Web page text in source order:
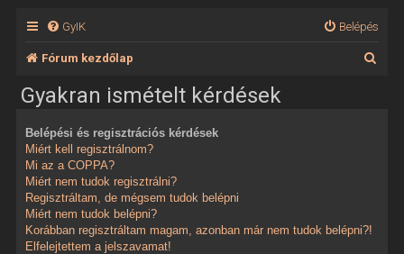
GyIK Belépés
Fórum kezdőlap
Gyakran ismételt kérdések
Belépési és regisztrációs kérdések
Miért kell regisztrálnom?
Mi az a COPPA?
Miért nem tudok regisztrálni?
Regisztráltam, de mégsem tudok belépni
Miért nem tudok belépni?
Korábban regisztráltam magam, azonban már nem tudok belépni?!
Elfelejtettem a jelszavamat!